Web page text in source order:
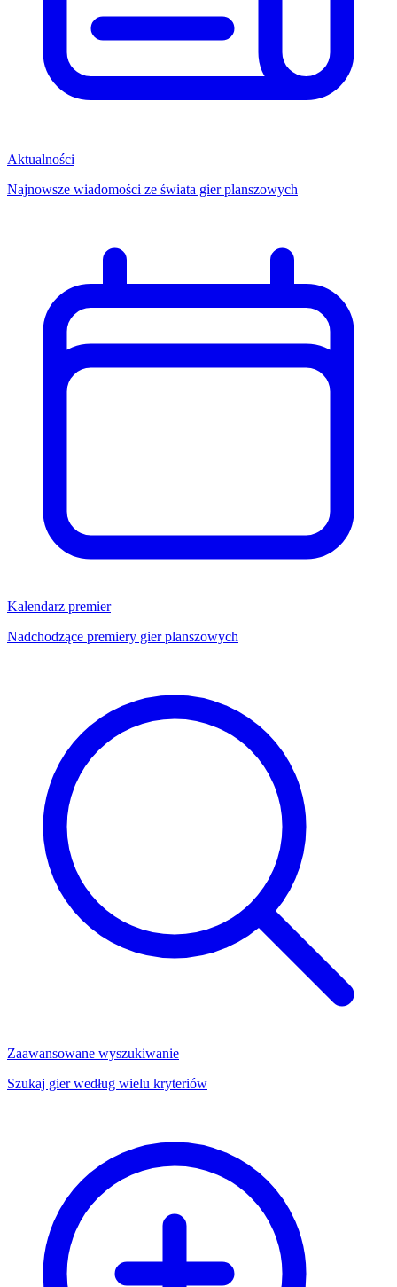
Aktualności
Najnowsze wiadomości ze świata gier planszowych
Kalendarz premier
Nadchodzące premiery gier planszowych
Zaawansowane wyszukiwanie
Szukaj gier według wielu kryteriów